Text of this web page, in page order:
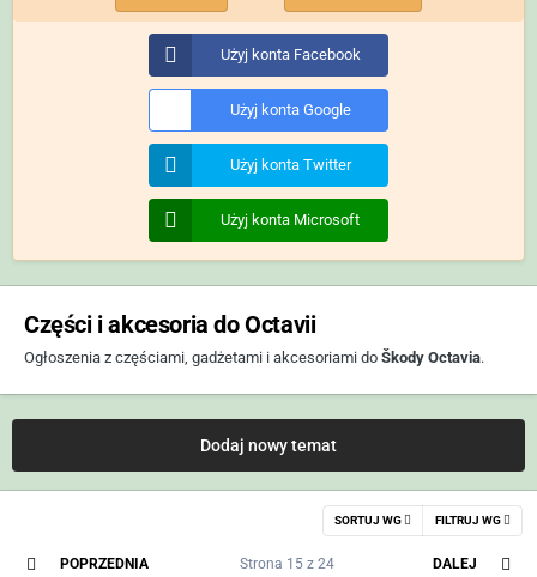
Użyj konta Facebook
Użyj konta Google
Użyj konta Twitter
Użyj konta Microsoft
Części i akcesoria do Octavii
Ogłoszenia z częściami, gadżetami i akcesoriami do Škody Octavia.
Dodaj nowy temat
SORTUJ WG FILTRUJ WG
POPRZEDNIA DALEJ
Strona 15 z 24